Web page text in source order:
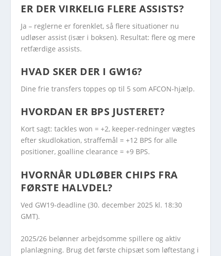
ER DER VIRKELIG FLERE ASSISTS?
Ja – reglerne er forenklet, så flere situationer nu
udløser assist (især i boksen). Resultat: flere og mere
retfærdige assists.
HVAD SKER DER I GW16?
Dine frie transfers toppes op til 5 som AFCON-hjælp.
HVORDAN ER BPS JUSTERET?
Kort sagt: tackles won = +2, keeper-redninger vægtes
efter skudlokation, straffemål = +12 BPS for alle
positioner, goalline clearance = +9 BPS.
HVORNÅR UDLØBER CHIPS FRA
FØRSTE HALVDEL?
Ved GW19-deadline (30. december 2025 kl. 18:30
GMT).
2025/26 belønner arbejdsomme spillere og aktiv
planlægning. Brug det første chipsæt som løftestang i